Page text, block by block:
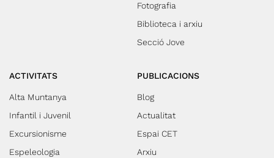
Fotografia
Biblioteca i arxiu
Secció Jove
ACTIVITATS
Alta Muntanya
Infantil i Juvenil
Excursionisme
Espeleologia
PUBLICACIONS
Blog
Actualitat
Espai CET
Arxiu